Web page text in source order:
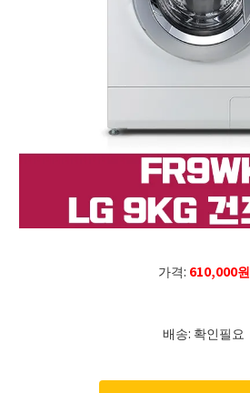
가격: 610,000원
배송: 확인필요